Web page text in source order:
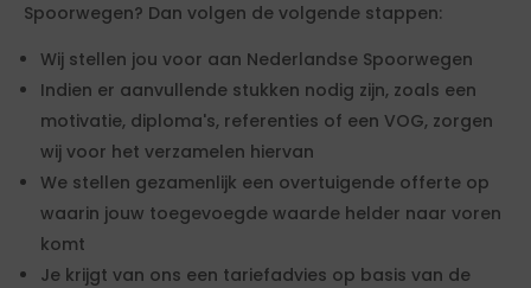
Spoorwegen? Dan volgen de volgende stappen:
Wij stellen jou voor aan Nederlandse Spoorwegen
Indien er aanvullende stukken nodig zijn, zoals een
motivatie, diploma's, referenties of een VOG, zorgen
wij voor het verzamelen hiervan
We stellen gezamenlijk een overtuigende offerte op
waarin jouw toegevoegde waarde helder naar voren
komt
Je krijgt van ons een tariefadvies op basis van de